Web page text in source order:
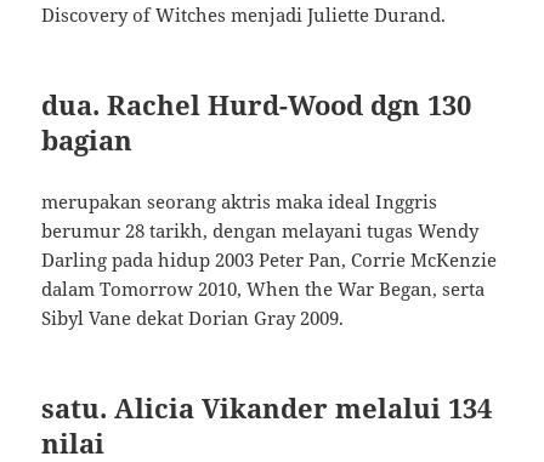
Discovery of Witches menjadi Juliette Durand.
dua. Rachel Hurd-Wood dgn 130
bagian
merupakan seorang aktris maka ideal Inggris
berumur 28 tarikh, dengan melayani tugas Wendy
Darling pada hidup 2003 Peter Pan, Corrie McKenzie
dalam Tomorrow 2010, When the War Began, serta
Sibyl Vane dekat Dorian Gray 2009.
satu. Alicia Vikander melalui 134
nilai